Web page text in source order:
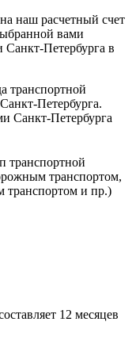
наш расчетный счет
вами
Санкт-Петербурга в
транспортной
Петербурга.
Санкт-Петербурга
транспортной
транспортом,
транспортом и пр.)
12 месяцев